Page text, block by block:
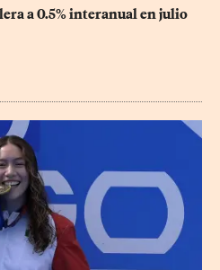
a 0.5% interanual en julio